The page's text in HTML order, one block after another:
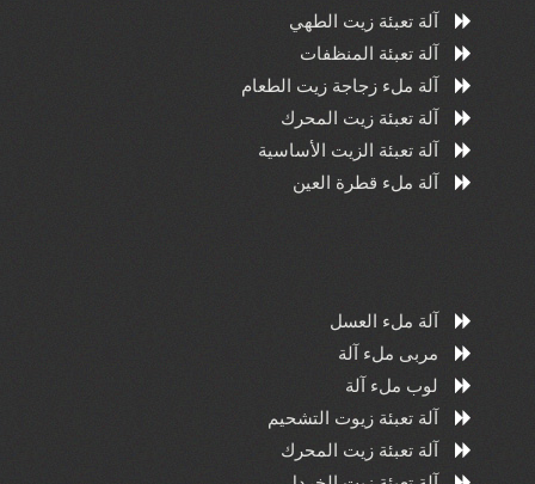
آلة تعبئة زيت الطهي
آلة تعبئة المنظفات
آلة ملء زجاجة زيت الطعام
آلة تعبئة زيت المحرك
آلة تعبئة الزيت الأساسية
آلة ملء قطرة العين
آلة ملء العسل
مربى ملء آلة
لوب ملء آلة
آلة تعبئة زيوت التشحيم
آلة تعبئة زيت المحرك